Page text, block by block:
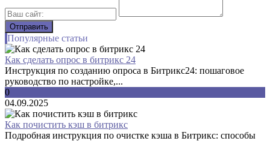
Популярные статьи
Как сделать опрос в битрикс 24
Инструкция по созданию опроса в Битрикс24: пошаговое
руководство по настройке,...
0
04.09.2025
Как почистить кэш в битрикс
Подробная инструкция по очистке кэша в Битрикс: способы